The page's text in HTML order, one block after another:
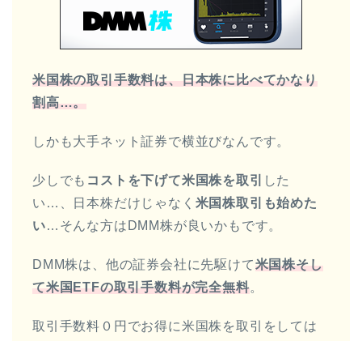
米国株の取引手数料は、日本株に比べてかなり
割高…。
しかも大手ネット証券で横並びなんです。
少しでも コストを下げて米国株を取引
した
い…、日本株だけじゃなく 米国株取引も始めた
い…そんな方はDMM株が良いかもです。
DMM株は、他の証券会社に先駆けて米国株そし
て米国ETFの取引手数料が完全無料。
取引手数料０円でお得に米国株を取引をしては